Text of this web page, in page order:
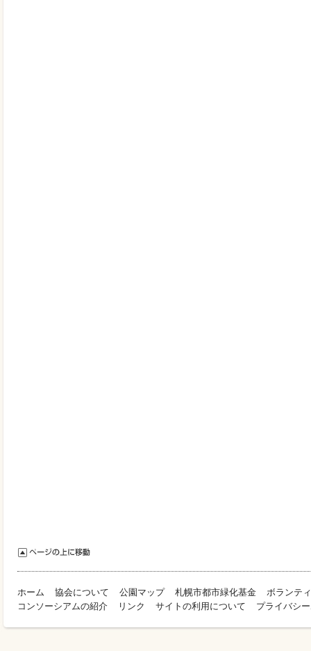
ホーム 協会について 公園マップ 札幌市都市緑化基金
ボランテ
コンソーシアムの紹介
リンク サイトの利用について プライバシ